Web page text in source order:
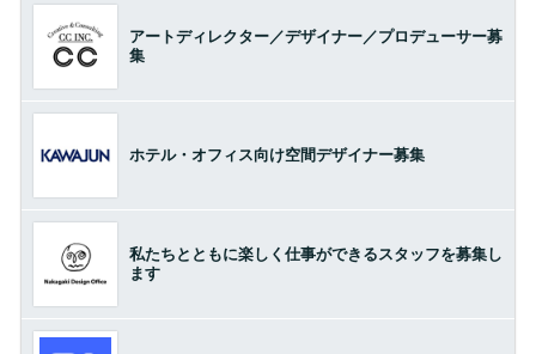
アートディレクター／デザイナー／プロデューサー募
集
ホテル・オフィス向け空間デザイナー募集
私たちとともに楽しく仕事ができるスタッフを募集し
ます